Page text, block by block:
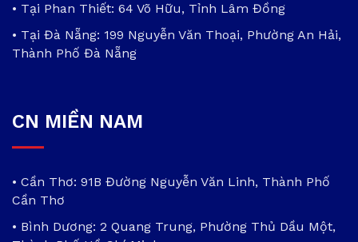
• Tại Phan Thiết: 64 Võ Hữu, Tỉnh Lâm Đồng
• Tại Đà Nẵng: 199 Nguyễn Văn Thoại, Phường An Hải,
Thành Phố Đà Nẵng
CN MIỀN NAM
• Cần Thơ: 91B Đường Nguyễn Văn Linh, Thành Phố
Cần Thơ
• Bình Dương: 2 Quang Trung, Phường Thủ Dầu Một,